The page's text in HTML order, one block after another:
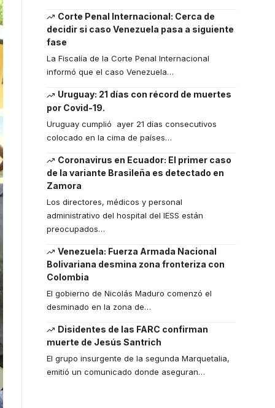
Corte Penal Internacional: Cerca de
decidir si caso Venezuela pasa a siguiente
fase
La Fiscalía de la Corte Penal Internacional
informó que el caso Venezuela…
Uruguay: 21 días con récord de muertes
por Covid-19.
Uruguay cumplió ayer 21 días consecutivos
colocado en la cima de países…
Coronavirus en Ecuador: El primer caso
de la variante Brasileña es detectado en
Zamora
Los directores, médicos y personal
administrativo del hospital del IESS están
preocupados…
Venezuela: Fuerza Armada Nacional
Bolivariana desmina zona fronteriza con
Colombia
El gobierno de Nicolás Maduro comenzó el
desminado en la zona de…
Disidentes de las FARC confirman
muerte de Jesús Santrich
El grupo insurgente de la segunda Marquetalia,
emitió un comunicado donde aseguran…